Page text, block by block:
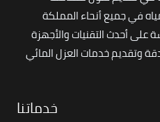
في جميع أنحاء المملكة
على أحدث التقنيات والأجهزة
وتقديم خدمات العزل المائي
خدماتنا